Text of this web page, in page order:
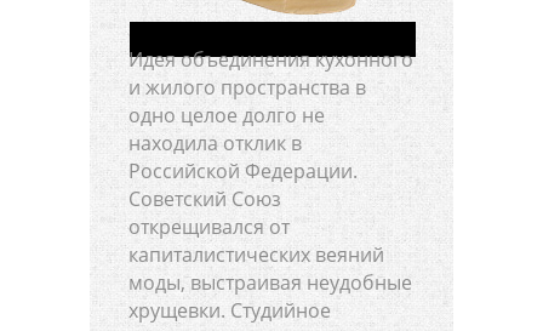
Идея объединения кухонного
и жилого пространства в
одно целое долго не
находила отклик в
Российской Федерации.
Советский Союз
открещивался от
капиталистических веяний
моды, выстраивая неудобные
хрущевки. Студийное